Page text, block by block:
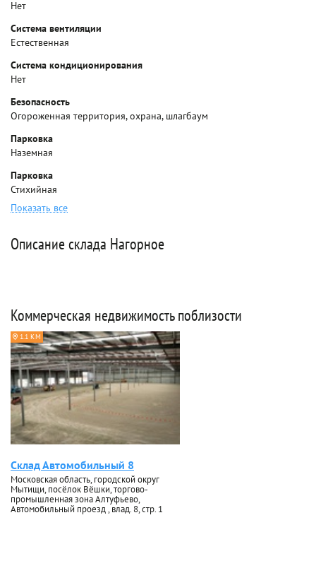
Нет
Система вентиляции
Естественная
Система кондиционирования
Нет
Безопасность
Огороженная территория, охрана, шлагбаум
Парковка
Наземная
Парковка
Стихийная
Показать все
Описание склада Нагорное
Коммерческая недвижимость поблизости
1.1 КМ
Склад Автомобильный 8
Московская область, городской округ
Мытищи, посёлок Вёшки, торгово-
промышленная зона Алтуфьево,
Автомобильный проезд , влад. 8, стр. 1